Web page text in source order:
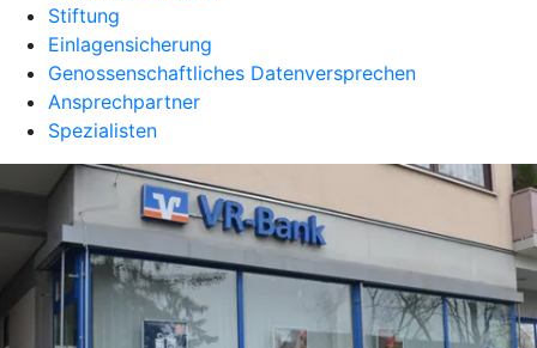
Stiftung
Einlagensicherung
Genossenschaftliches Datenversprechen
Ansprechpartner
Spezialisten